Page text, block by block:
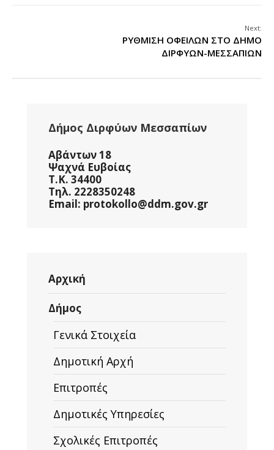
Next:
ΡΥΘΜΙΣΗ ΟΦΕΙΛΩΝ ΣΤΟ ΔΗΜΟ
ΔΙΡΦΥΩΝ-ΜΕΣΣΑΠΙΩΝ
Δήμος Διρφύων Μεσσαπίων
Αβάντων 18
Ψαχνά Ευβοίας
Τ.Κ. 34400
Τηλ. 2228350248
Email: protokollo@ddm.gov.gr
Αρχική
Δήμος
Γενικά Στοιχεία
Δημοτική Αρχή
Επιτροπές
Δημοτικές Υπηρεσίες
Σχολικές Επιτροπές